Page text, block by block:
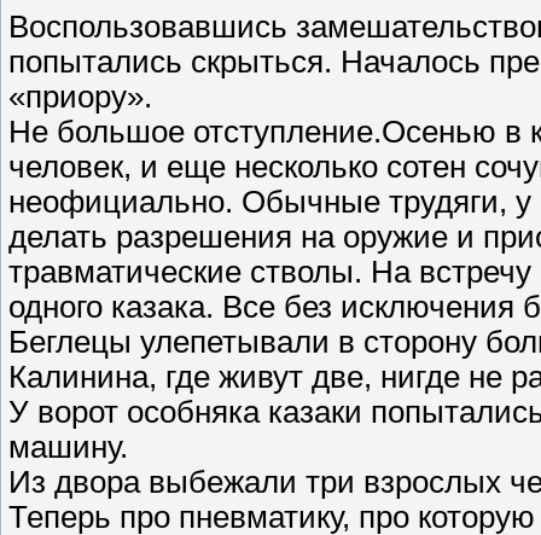
Воспользовавшись
попытались скрыться. Началось
«приору».
Не большое отступление.Осенью в
человек, и еще несколько сотен
неофициально. Обычные трудяги,
делать разрешения на оружие и
травматические стволы. На
одного казака. Все без
Беглецы улепетывали в сторону
Калинина, где живут две, нигде не
У ворот особняка казаки
машину.
Из двора выбежали три взрослых
Теперь про пневматику, про